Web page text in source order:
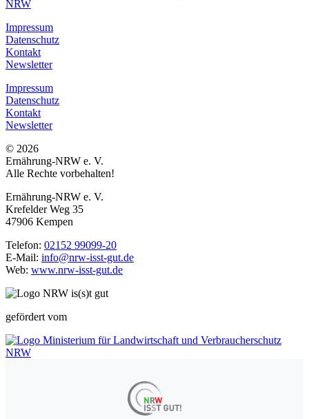
Impressum
Datenschutz
Kontakt
Newsletter
Impressum
Datenschutz
Kontakt
Newsletter
© 2026
Ernährung-NRW e. V.
Alle Rechte vorbehalten!
Ernährung-NRW e. V.
Krefelder Weg 35
47906 Kempen
Telefon: 02152 99099-20
E-Mail: info@nrw-isst-gut.de
Web: www.nrw-isst-gut.de
gefördert vom